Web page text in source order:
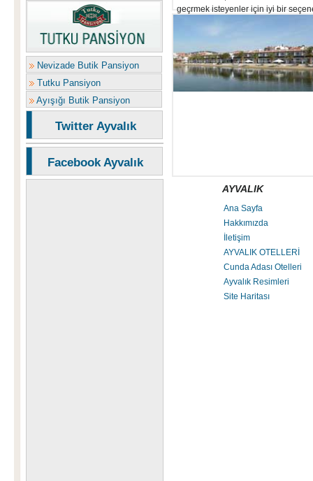
Nevizade Butik Pansiyon
Tutku Pansiyon
Ayışığı Butik Pansiyon
Twitter Ayvalık
Facebook Ayvalık
geçrmek isteyenler için iyi bir
AYVALIK
Ana Sayfa
Hakkımızda
İletişim
AYVALIK OTELLERİ
Cunda Adası Otelleri
Ayvalık Resimleri
Site Haritası